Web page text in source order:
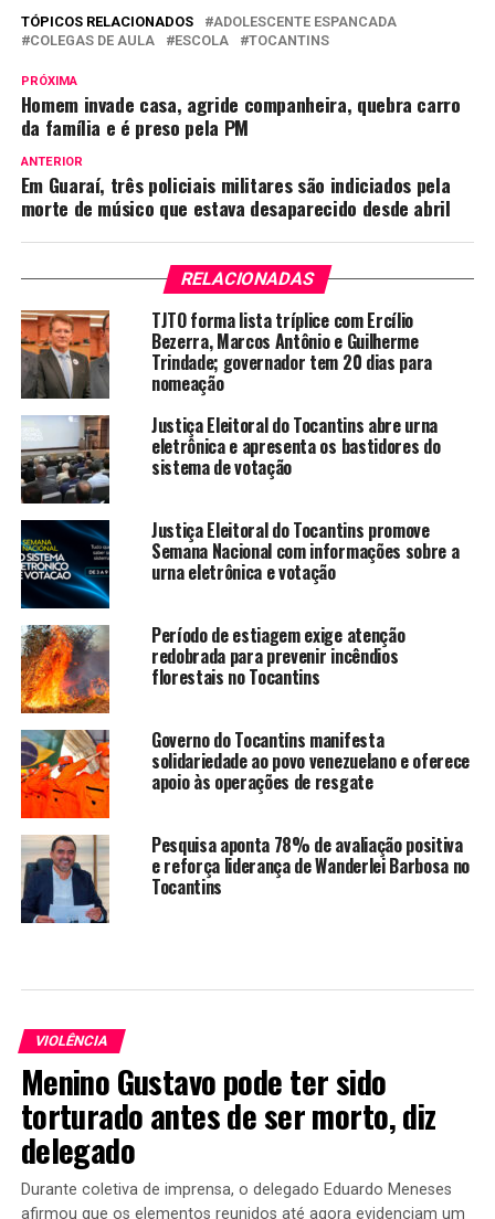
TÓPICOS RELACIONADOS
ADOLESCENTE ESPANCADA
COLEGAS DE AULA
ESCOLA TOCANTINS
PRÓXIMA
Homem invade casa, agride companheira, quebra carro
da família e é preso pela PM
ANTERIOR
Em Guaraí, três policiais militares são indiciados pela
morte de músico que estava desaparecido desde abril
RELACIONADAS
TJTO forma lista tríplice com Ercílio
Bezerra, Marcos Antônio e Guilherme
Trindade; governador tem 20 dias para
nomeação
Justiça Eleitoral do Tocantins abre urna
eletrônica e apresenta os bastidores do
sistema de votação
Justiça Eleitoral do Tocantins promove
Semana Nacional com informações sobre a
urna eletrônica e votação
Período de estiagem exige atenção
redobrada para prevenir incêndios
florestais no Tocantins
Governo do Tocantins manifesta
solidariedade ao povo venezuelano e oferece
apoio às operações de resgate
Pesquisa aponta 78% de avaliação positiva
e reforça liderança de Wanderlei Barbosa no
Tocantins
VIOLÊNCIA
Menino Gustavo pode ter sido
torturado antes de ser morto, diz
delegado
Durante coletiva de imprensa, o delegado Eduardo Meneses
afirmou que os elementos reunidos até agora evidenciam um